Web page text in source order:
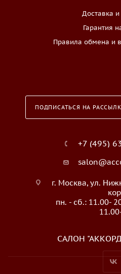
Доставка и
Гарантия
Правила обмена и
ПОДПИСАТЬСЯ НА
+7 (495)
г. Москва, ул.
пн. - сб.: 11.00-
САЛОН